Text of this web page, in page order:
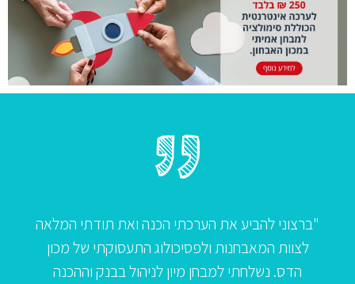
להביע את הערכתי הכנה ואת תודתי המלאה
לצוות המאבחנות ולפסיכולוג התעסוקתי של מכון
הדס. נשלחתי למבחן מיון לניהול בבנק וההכנה